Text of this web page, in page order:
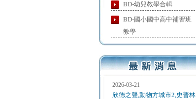
BD-幼兒教學合輯
BD-國小國中高中補習班
教學
2026-03-21
欣德之聲,動物方城市2,史普林